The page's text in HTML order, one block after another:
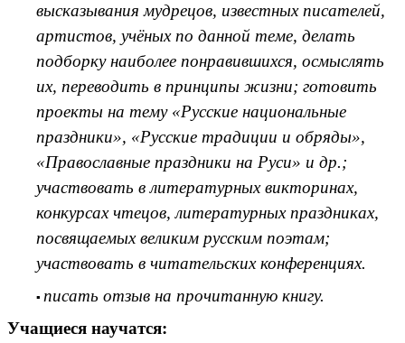
высказывания мудрецов, известных писателей,
артистов, учёных по данной теме, делать
подборку наиболее понравившихся, осмыслять
их, переводить в принципы жизни; готовить
проекты на тему «Русские национальные
праздники», «Русские традиции и обряды»,
«Православные праздники на Руси» и др.;
участвовать в литературных викторинах,
конкурсах чтецов, литературных праздниках,
посвящаемых великим русским поэтам;
участвовать в читательских конференциях.
писать отзыв на прочитанную книгу.
Учащиеся научатся: